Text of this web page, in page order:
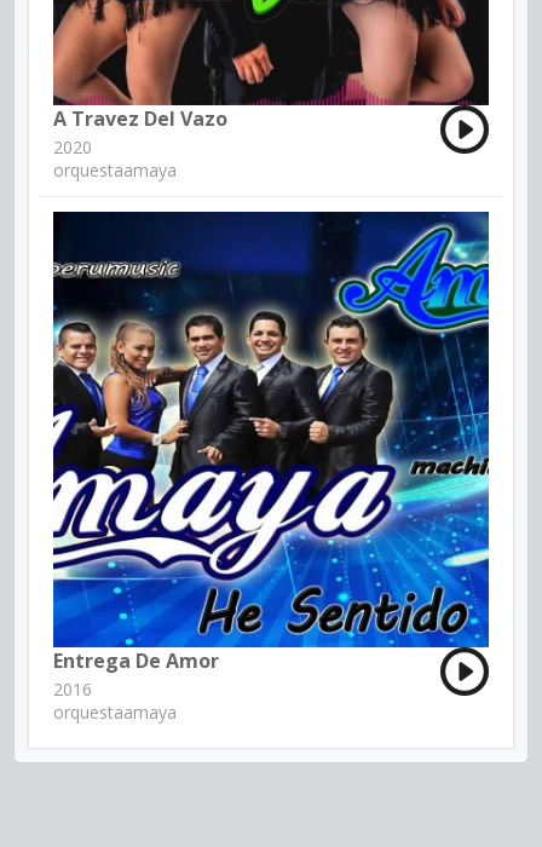
A Travez Del Vazo
2020
orquestaamaya
Entrega De Amor
2016
orquestaamaya